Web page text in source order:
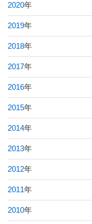
2020年
2019年
2018年
2017年
2016年
2015年
2014年
2013年
2012年
2011年
2010年